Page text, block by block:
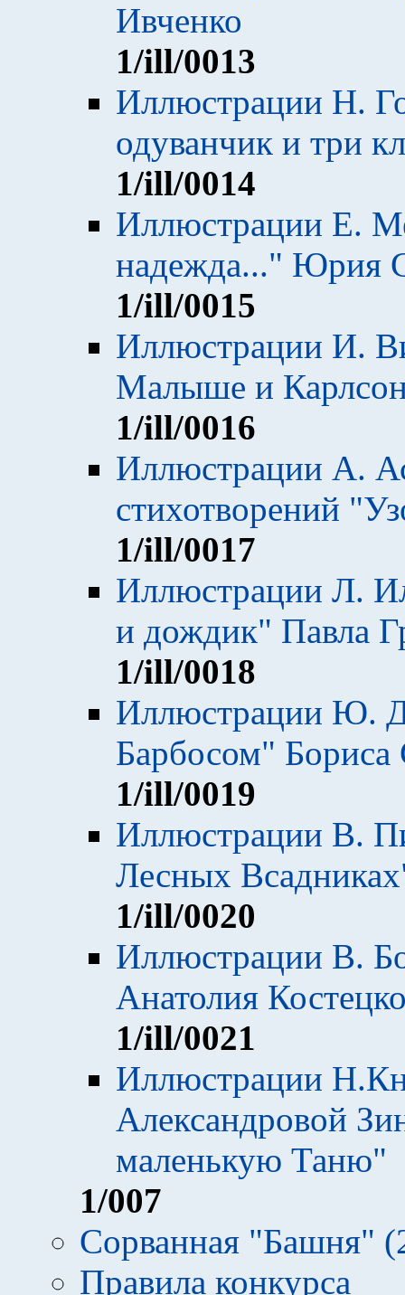
Ивченко
1/ill/0013
Иллюстрации Н.
одуванчик и три
1/ill/0014
Иллюстрации Е.
надежда..." Юрия
1/ill/0015
Иллюстрации И.
Малыше и
1/ill/0016
Иллюстрации А.
стихотворений
1/ill/0017
Иллюстрации Л.
и дождик" Павла
1/ill/0018
Иллюстрации Ю.
Барбосом" Бориса
1/ill/0019
Иллюстрации В.
Лесных
1/ill/0020
Иллюстрации В.
Анатолия
1/ill/0021
Иллюстрации
Александровой
маленькую Таню"
1/007
Сорванная "Башня"
Правила конкурса